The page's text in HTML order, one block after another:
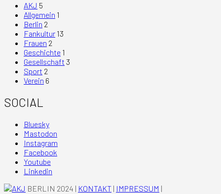
AKJ 5
Allgemein 1
Berlin 2
Fankultur 13
Frauen 2
Geschichte 1
Gesellschaft 3
Sport 2
Verein 6
SOCIAL
Bluesky
Mastodon
Instagram
Facebook
Youtube
Linkedin
BERLIN 2024 | KONTAKT | IMPRESSUM |